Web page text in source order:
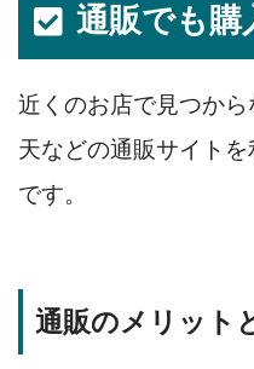
通販でも購
近くのお店で見つか
天などの通販サイト
です。
通販のメリット